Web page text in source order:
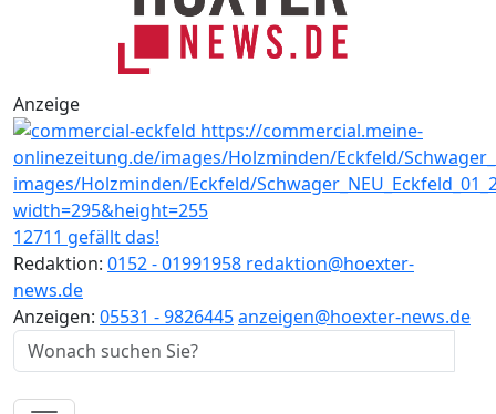
Anzeige
12711 gefällt das!
Redaktion: 0152 - 01991958 redaktion@hoexter-
news.de
Anzeigen: 05531 - 9826445anzeigen@hoexter-news.de